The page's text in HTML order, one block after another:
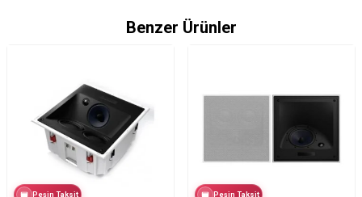
Benzer Ürünler
Peşin Taksit Peşin Taksit